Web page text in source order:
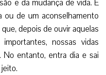
e da mudança de vida. É
ou de um aconselhamento
depois de ouvir aquelas
nossas vidas
No entanto, entra dia e sai